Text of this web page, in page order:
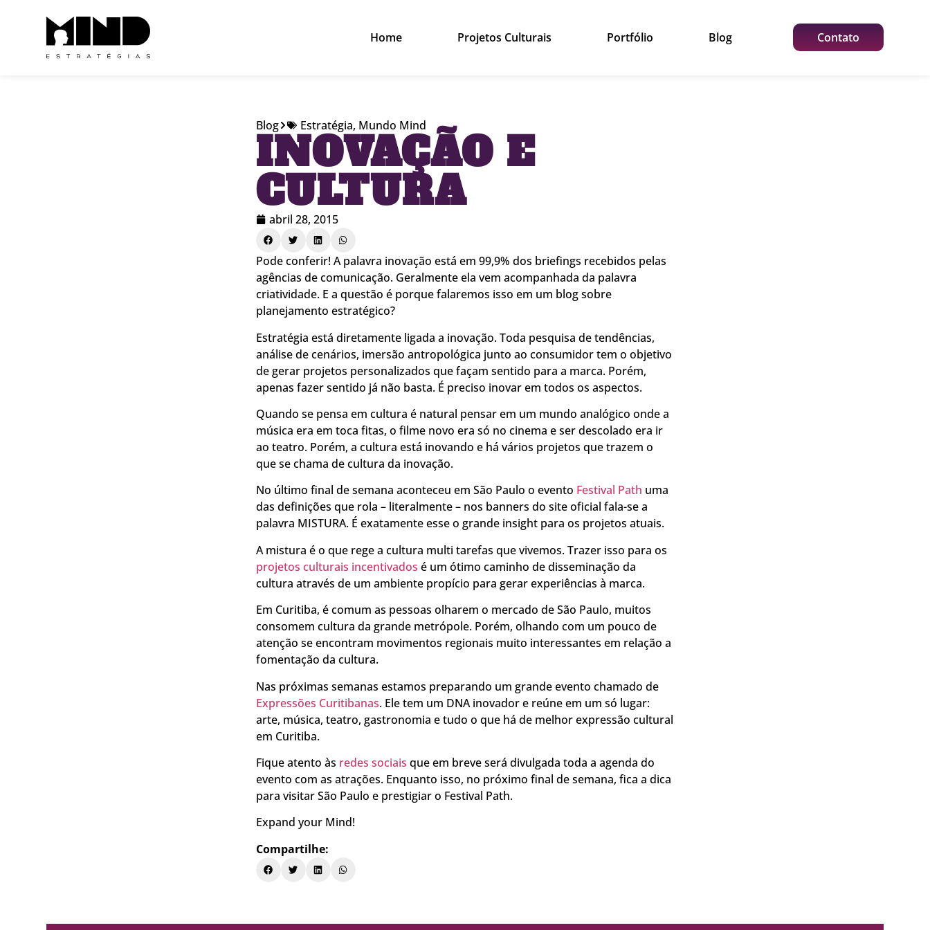
Home Projetos Culturais Portfólio Blog Contato
Blog Estratégia, Mundo Mind
INOVAÇÃO E
CULTURA
abril 28, 2015
Pode conferir! A palavra inovação está em 99,9% dos briefings recebidos pelas
agências de comunicação. Geralmente ela vem acompanhada da palavra
criatividade. E a questão é porque falaremos isso em um blog sobre
planejamento estratégico?
Estratégia está diretamente ligada a inovação. Toda pesquisa de tendências,
análise de cenários, imersão antropológica junto ao consumidor tem o objetivo
de gerar projetos personalizados que façam sentido para a marca. Porém,
apenas fazer sentido já não basta. É preciso inovar em todos os aspectos.
Quando se pensa em cultura é natural pensar em um mundo analógico onde a
música era em toca fitas, o filme novo era só no cinema e ser descolado era ir
ao teatro. Porém, a cultura está inovando e há vários projetos que trazem o
que se chama de cultura da inovação.
No último final de semana aconteceu em São Paulo o evento Festival Path uma
das definições que rola – literalmente – nos banners do site oficial fala-se a
palavra MISTURA. É exatamente esse o grande insight para os projetos atuais.
A mistura é o que rege a cultura multi tarefas que vivemos. Trazer isso para os
projetos culturais incentivados é um ótimo caminho de disseminação da
cultura através de um ambiente propício para gerar experiências à marca.
Em Curitiba, é comum as pessoas olharem o mercado de São Paulo, muitos
consomem cultura da grande metrópole. Porém, olhando com um pouco de
atenção se encontram movimentos regionais muito interessantes em relação a
fomentação da cultura.
Nas próximas semanas estamos preparando um grande evento chamado de
Expressões Curitibanas. Ele tem um DNA inovador e reúne em um só lugar:
arte, música, teatro, gastronomia e tudo o que há de melhor expressão cultural
em Curitiba.
Fique atento às redes sociais que em breve será divulgada toda a agenda do
evento com as atrações. Enquanto isso, no próximo final de semana, fica a dica
para visitar São Paulo e prestigiar o Festival Path.
Expand your Mind!
Compartilhe: